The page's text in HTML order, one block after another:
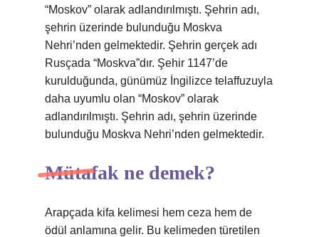
“Moskov” olarak adlandırılmıştı. Şehrin adı,
şehrin üzerinde bulunduğu Moskva
Nehri’nden gelmektedir. Şehrin gerçek adı
Rusçada “Moskva”dır. Şehir 1147’de
kurulduğunda, günümüz İngilizce telaffuzuyla
daha uyumlu olan “Moskov” olarak
adlandırılmıştı. Şehrin adı, şehrin üzerinde
bulunduğu Moskva Nehri’nden gelmektedir.
Mütafak ne demek?
Arapçada kifa kelimesi hem ceza hem de
ödül anlamına gelir. Bu kelimeden türetilen